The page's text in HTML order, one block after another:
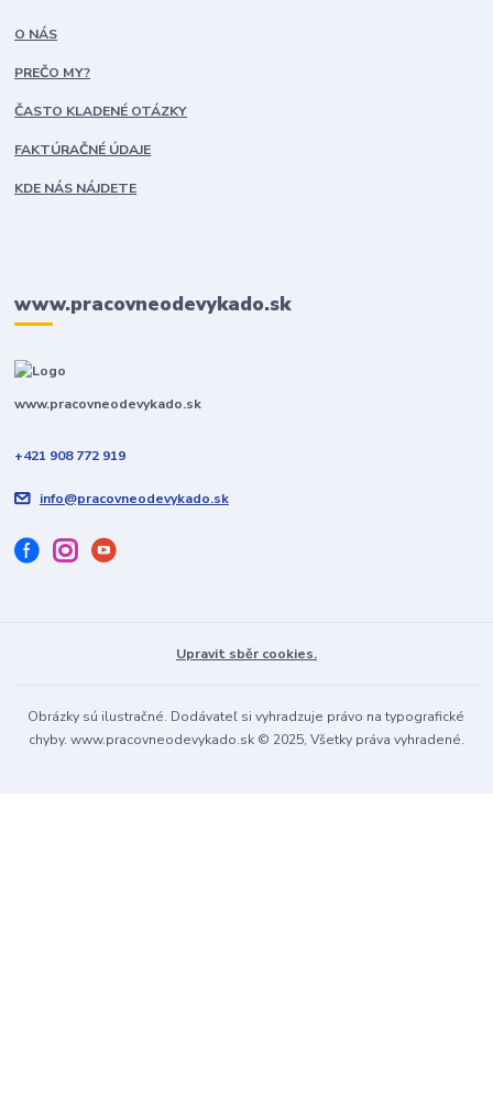
O NÁS
PREČO MY?
ČASTO KLADENÉ OTÁZKY
FAKTÚRAČNÉ ÚDAJE
KDE NÁS NÁJDETE
www.pracovneodevykado.sk
www.pracovneodevykado.sk
+421 908 772 919
info@pracovneodevykado.sk
Upravit sběr cookies.
Obrázky sú ilustračné. Dodávateľ si vyhradzuje právo na typografické
chyby. www.pracovneodevykado.sk © 2025, Všetky práva vyhradené.